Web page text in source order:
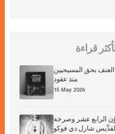
قراءة
العنف بحق المسيحيين
منذ عقود
15 May 2026
لاوُن الرابع عشر وصرخة
شارل دي فوكو